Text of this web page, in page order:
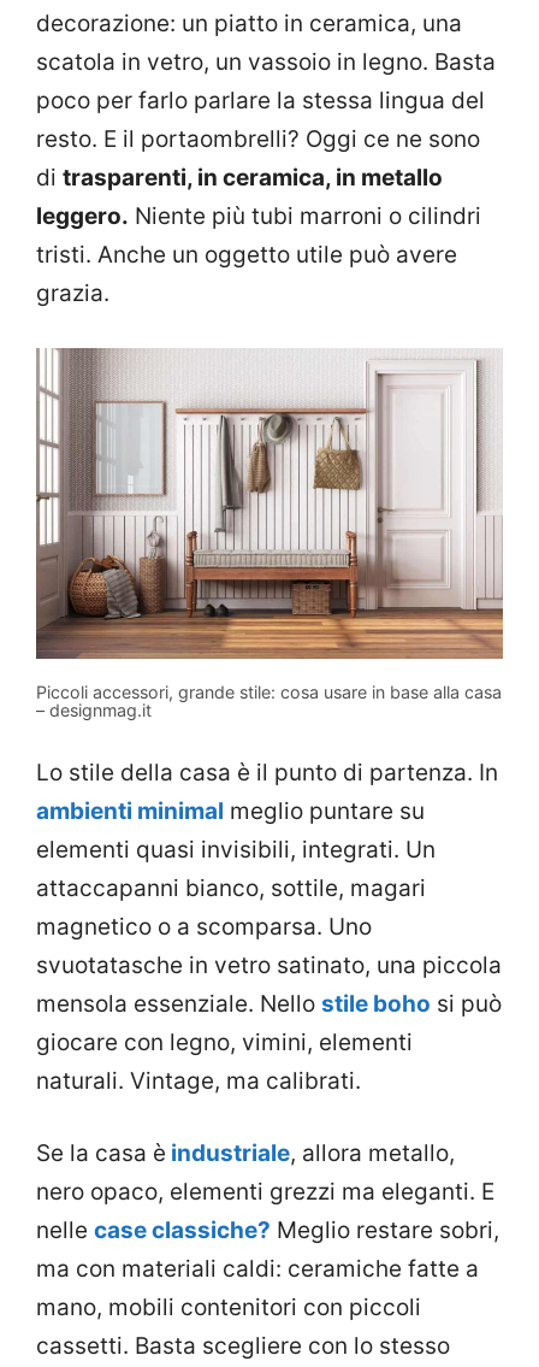
decorazione: un piatto in ceramica, una
scatola in vetro, un vassoio in legno. Basta
poco per farlo parlare la stessa lingua del
resto. E il portaombrelli? Oggi ce ne sono
di trasparenti, in ceramica, in metallo
leggero. Niente più tubi marroni o cilindri
tristi. Anche un oggetto utile può avere
grazia.
Piccoli accessori, grande stile: cosa usare in base alla casa
– designmag.it
Lo stile della casa è il punto di partenza. In
ambienti minimal meglio puntare su
elementi quasi invisibili, integrati. Un
attaccapanni bianco, sottile, magari
magnetico o a scomparsa. Uno
svuotatasche in vetro satinato, una piccola
mensola essenziale. Nello stile boho si può
giocare con legno, vimini, elementi
naturali. Vintage, ma calibrati.
Se la casa è industriale, allora metallo,
nero opaco, elementi grezzi ma eleganti. E
nelle case classiche? Meglio restare sobri,
ma con materiali caldi: ceramiche fatte a
mano, mobili contenitori con piccoli
cassetti. Basta scegliere con lo stesso